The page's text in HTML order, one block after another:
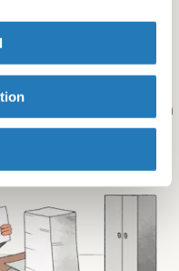
de su manuscrito,
de publicación
para ser enviado a una
nivel.